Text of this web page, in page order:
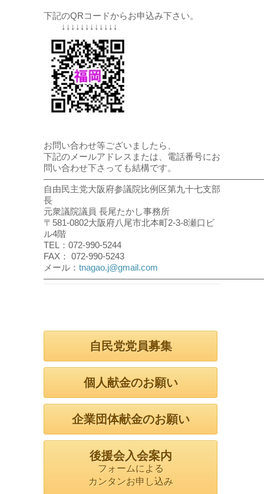
下記のQRコードからお申込み下さい。
↓↓↓↓↓↓↓↓↓↓↓↓
お問い合わせ等ございましたら、
下記のメールアドレスまたは、電話番号にお
問い合わせ下さっても結構です。
自由民主党大阪府参議院比例区第九十七支部
長
元衆議院議員 長尾たかし事務所
〒581-0802大阪府八尾市北本町2-3-8瀬口ビ
ル4階
TEL：072-990-5244
FAX： 072-990-5243
メール： tnagao.j@gmail.com
自民党党員募集
個人献金のお願い
企業団体献金のお願い
後援会入会案内
フォームによる
カンタンお申し込み